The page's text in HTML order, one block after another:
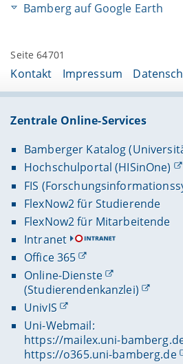
Bamberg auf Google Earth
Seite 64701
Kontakt Impressum
Zentrale Online-Services
Bamberger Katalog
Hochschulportal (HISinOne)
FIS
FlexNow2 für Studierende
FlexNow2 für Mitarbeitende
Intranet
Office 365
Online-Dienste
(Studierendenkanzlei)
UnivIS
Uni-Webmail:
https://mailex.uni-
https://o365.uni-bamberg.de